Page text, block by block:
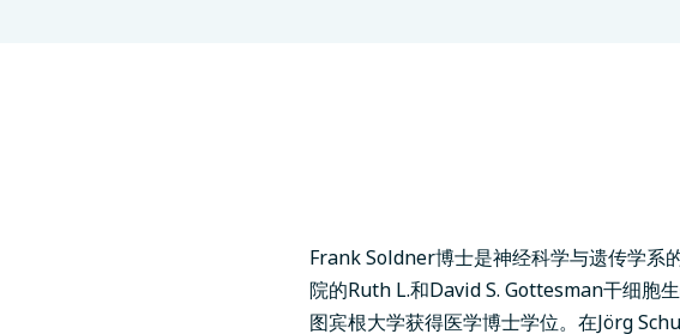
Frank Soldner博士是神经科学与遗传学系
院的Ruth L.和David S. Gottesman干细胞
图宾根大学获得医学博士学位。在Jörg